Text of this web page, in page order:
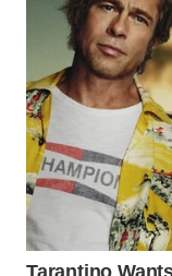
SELATAN
WN
TANJUNG
LESUNG
WN
KARO
WN